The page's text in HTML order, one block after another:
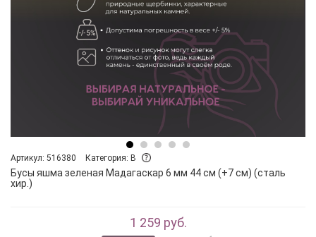
Артикул: 516380 Категория: B
Бусы яшма зеленая Мадагаскар 6 мм 44 см (+7 см) (сталь
хир.)
1 259 руб.